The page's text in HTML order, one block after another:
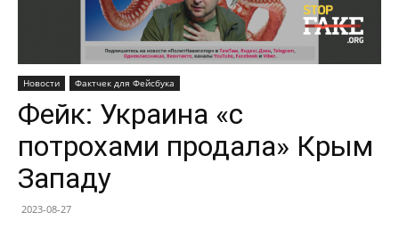
Новости Фактчек для Фейсбука
Фейк: Украина «с
потрохами продала» Крым
Западу
2023-08-27